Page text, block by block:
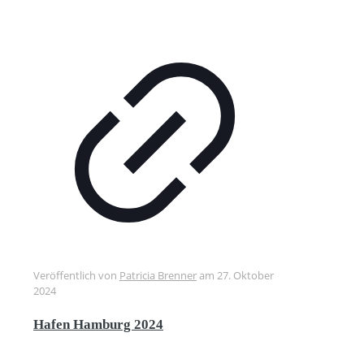
Veröffentlich von Patricia Brenneram 27. Oktober
2024
Hafen Hamburg 2024